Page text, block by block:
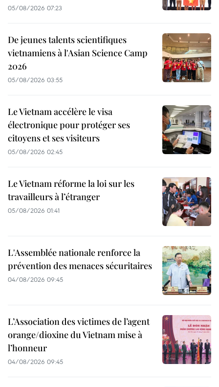
05/08/2026 07:23
De jeunes talents scientifiques
vietnamiens à l'Asian Science Camp
2026
05/08/2026 03:55
Le Vietnam accélère le visa
électronique pour protéger ses
citoyens et ses visiteurs
05/08/2026 02:45
Le Vietnam réforme la loi sur les
travailleurs à l’étranger
05/08/2026 01:41
L'Assemblée nationale renforce la
prévention des menaces sécuritaires
04/08/2026 09:45
L’Association des victimes de l’agent
orange/dioxine du Vietnam mise à
l’honneur
04/08/2026 09:45